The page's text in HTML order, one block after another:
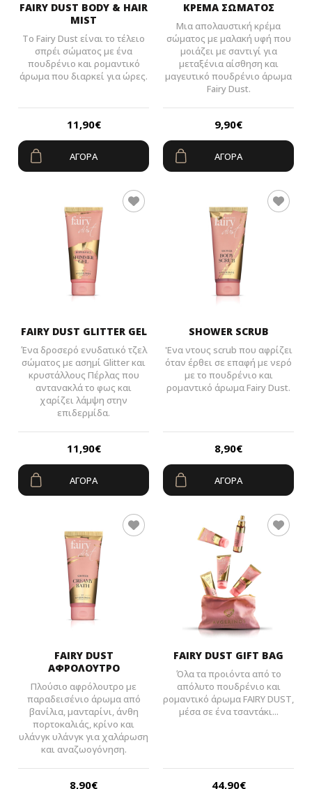
FAIRY DUST BODY & HAIR
MIST
Το Fairy Dust είναι το τέλειο
σπρέι σώματος με ένα
πουδρένιο και ρομαντικό
άρωμα που διαρκεί για ώρες.
11,90€
ΑΓΟΡΆ
ΚΡΕΜΑ ΣΩΜΑΤΟΣ
Μια απολαυστική κρέμα
σώματος με μαλακή υφή που
μοιάζει με σαντιγί για
μεταξένια αίσθηση και
μαγευτικό πουδρένιο άρωμα
Fairy Dust.
9,90€
ΑΓΟΡΆ
FAIRY DUST GLITTER GEL
Ένα δροσερό ενυδατικό τζελ
σώματος με ασημί Glitter και
κρυστάλλους Πέρλας που
αντανακλά το φως και
χαρίζει λάμψη στην
επιδερμίδα.
11,90€
ΑΓΟΡΆ
SHOWER SCRUB
'Ενα ντους scrub που αφρίζει
όταν έρθει σε επαφή με νερό
με το πουδρένιο και
ρομαντικό άρωμα Fairy Dust.
8,90€
ΑΓΟΡΆ
FAIRY DUST
ΑΦΡΟΛΟΥΤΡΟ
Πλούσιο αφρόλουτρο με
παραδεισένιο άρωμα από
βανίλια, μανταρίνι, άνθη
πορτοκαλιάς, κρίνο και
υλάνγκ υλάνγκ για χαλάρωση
και αναζωογόνηση.
8,90€
FAIRY DUST GIFT BAG
Όλα τα προιόντα από το
απόλυτο πουδρένιο και
ρομαντικό άρωμα FAIRY DUST,
μέσα σε ένα τσαντάκι...
44,90€